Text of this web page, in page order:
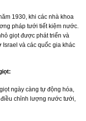
1930, khi các nhà khoa
pháp tưới tiết kiệm nước.
giọt được phát triển và
và các quốc gia khác
ngày càng tự động hóa,
chỉnh lượng nước tưới,